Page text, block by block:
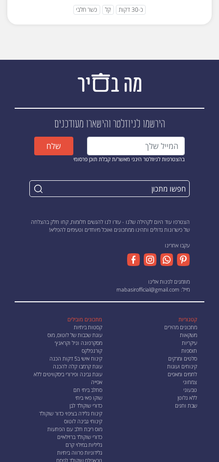
כ-30 דקות קל כשר חלבי
הירשמו לניוזלטרוהישארו מעודכנים
בהצטרפות לניוזלטר הינני מאשר/ת קבלת תוכן פרסומי
שלח
הצטרפו עוד היום לקהילה שלנו - עזרו לנו להגשים חלומות, קחו חלק בהצלחה
של כישרונות גדולים ותהינו ממתכונים ואוכל מיוחדים וטעימים להפליא!
עקבו אחרינו
מוזמנים לפנות אלינו
מייל: mabasirofficial@gmail.com
קטגוריות
מתכונים מהירים
משקאות
עיקריות
תוספות
סלטים ומרקים
קינוחים ועוגות
לחמים ומאפים
צמחוני
טבעוני
ללא גלוטן
שבת וחגים
מתכונים מובילים
קסטות ביתיות
עוגת שכבות של לוטוס, מוס
מסקרפונה וניל וקראנץ׳
קורנפלקס
קינוח אישי ב5 דקות הכנה
עוגת קרמבו קלה להכנה
עוגת גבינה ופירורי ביסקוויטים ללא
אפייה
סחלב ביתי חם
שוקו פאי ביתי
כדורי שוקולד לבן
קינוח גלידה בציפוי כדור שוקולד
קינוחי גבינה לוטוס
מוס ריבת חלב עם הפתעות
כדורי שוקולד ברזילאיים
גליליות במילוי קרם
גלידוניות פרווה ביתיות
טראפלס שוקולד לפסח